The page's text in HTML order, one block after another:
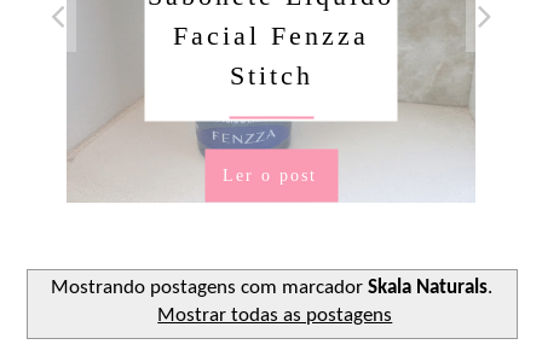
Facial Fenzza
Stitch
Ler o post
Mostrando postagens com marcador Skala Naturals.
Mostrar todas as postagens